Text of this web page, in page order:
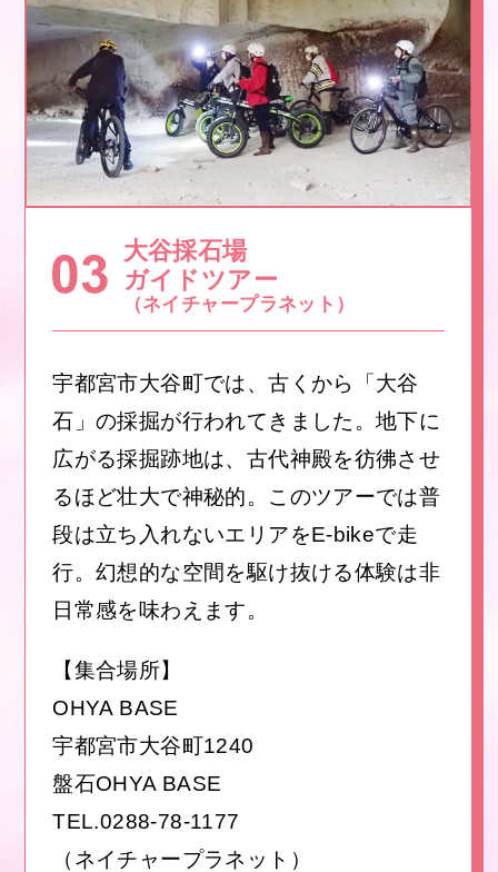
大谷採石場
ガイドツアー
（ネイチャープラネット）
宇都宮市大谷町では、古くから「大谷
石」の採掘が行われてきました。地下に
広がる採掘跡地は、古代神殿を彷彿させ
るほど壮大で神秘的。このツアーでは普
段は立ち入れないエリアをE-bikeで走
行。幻想的な空間を駆け抜ける体験は非
日常感を味わえます。
【集合場所】
OHYA BASE
宇都宮市大谷町1240
盤石OHYA BASE
TEL.0288-78-1177
（ネイチャープラネット）